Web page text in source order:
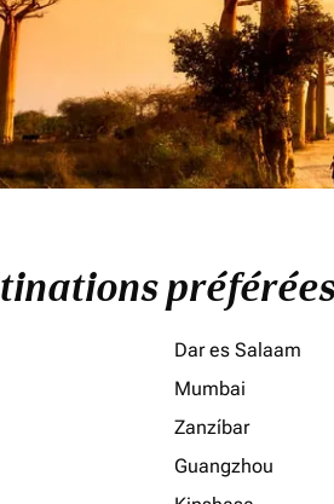
Dar es Salaam
Mumbai
Zanzíbar
Guangzhou